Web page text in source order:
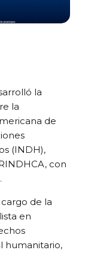
la
la
de
(INDH),
con
de la
en
humanitario,